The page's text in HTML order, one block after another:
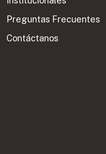
Preguntas Frecuentes
Contáctanos